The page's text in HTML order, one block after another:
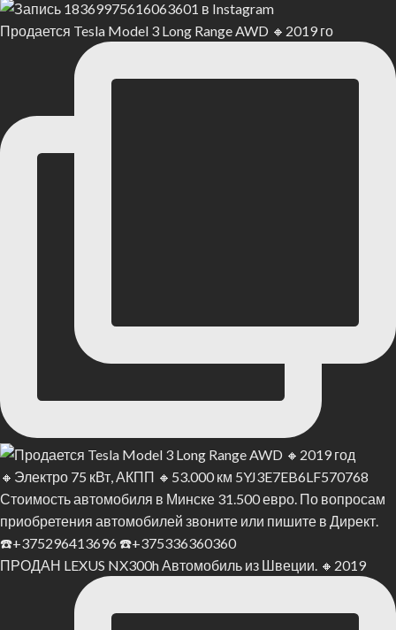
Продается Tesla Model 3 Long Range AWD 🔸2019 го
ПРОДАН LEXUS NX300h Автомобиль из Швеции. 🔸2019